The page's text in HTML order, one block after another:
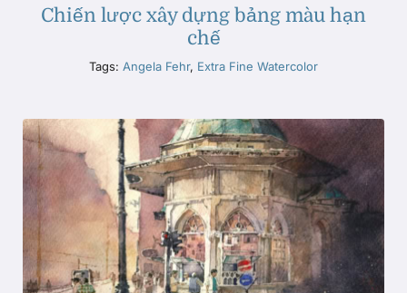
Chiến lược xây dựng bảng màu hạn
chế
Tags: Angela Fehr, Extra Fine Watercolor